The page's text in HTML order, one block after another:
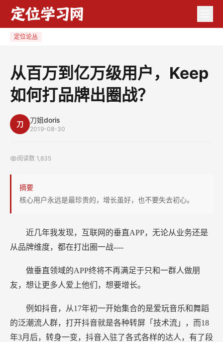
户，
Keep
战？
定位论丛
从百万到亿万级用户，Keep
如何打品牌出圈战？
刀 刀姐doris
2019-08-30
阅读数 1,835
摘要
核心用户永远是最珍贵的，增长虽好，也不要失去初心。
近几年我发现，互联网的垂直APP，无论从业务还是
从品牌维度，都在打出圈一战----
做垂直领域的APP终将不再满足于只和一群人做朋
友，想让更多人爱上他们，想要增长。
例如抖音，从17年初一开始集合的是爱玩音乐和舞蹈
的泛潮流人群，打开抖音就是各种转屏「技术流」，而18
年3月后，转身一变，抖音入驻了各式各样的达人，有了段